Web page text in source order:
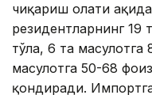
чиқариш ҳолати
резидентларнинг 19
тўла, 6 та
маҳсулотга 50-68
қондиради.